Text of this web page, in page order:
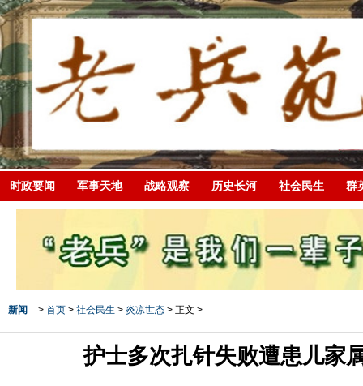
时政要闻 军事天地 战略观察 历史长河 社会民生 群
新闻 > 首页 > 社会民生 > 炎凉世态 > 正文 >
护士多次扎针失败遭患儿家